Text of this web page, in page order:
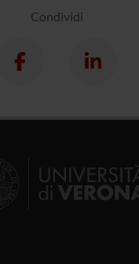
Condividi